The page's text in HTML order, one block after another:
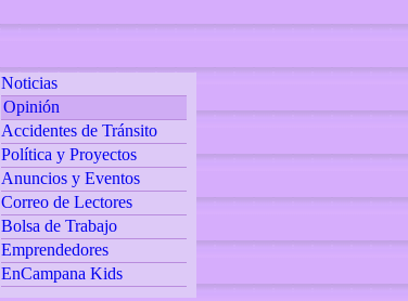
Noticias
Opinión
Accidentes de Tránsito
Política y Proyectos
Anuncios y Eventos
Correo de Lectores
Bolsa de Trabajo
Emprendedores
EnCampana Kids